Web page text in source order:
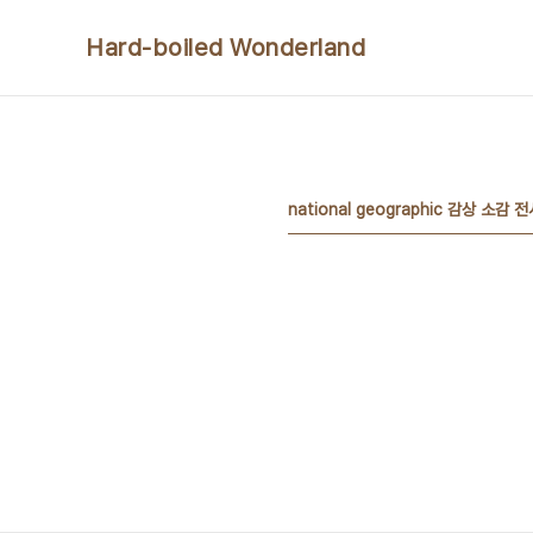
Hard-boiled Wonderland
national geographic 감상 소감 전